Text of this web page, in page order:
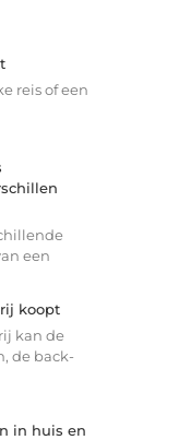
reis of een
een
koopt
kan de
de back-
in huis en